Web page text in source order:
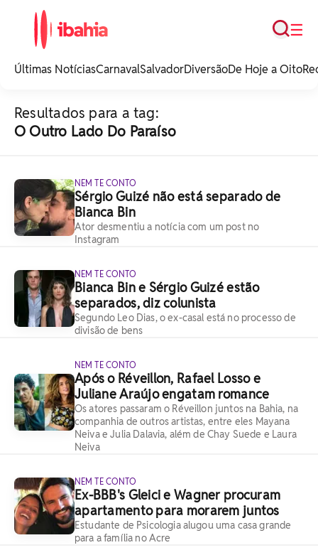
noticias e
☰
Busca
Últimas NotíciasCarnavalSalvadorDiversãoDe Hoje a Oito
Resultados para a tag:
O Outro Lado Do Paraíso
NEM TE CONTO
Sérgio Guizé não está separado de
Bianca Bin
Ator desmentiu a notícia com um post no
Instagram
NEM TE CONTO
Bianca Bin e Sérgio Guizé estão
separados, diz colunista
Segundo Leo Dias, o ex-casal está no processo de
divisão de bens
NEM TE CONTO
Após o Réveillon, Rafael Losso e
Juliane Araújo engatam romance
Os atores passaram o Réveillon juntos na Bahia, na
companhia de outros artistas, entre eles Mayana
Neiva e Julia Dalavia, além de Chay Suede e Laura
Neiva
NEM TE CONTO
Ex-BBB's Gleici e Wagner procuram
apartamento para morarem juntos
Estudante de Psicologia alugou uma casa grande
para a família no Acre